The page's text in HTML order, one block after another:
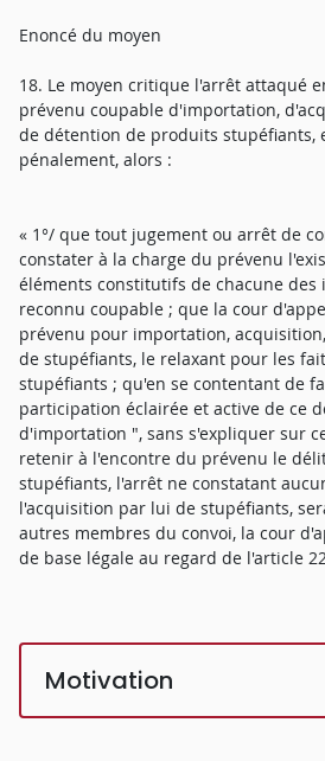
Enoncé du moyen
18. Le moyen critique l'arrêt attaqué
prévenu coupable d'importation,
de détention de produits stupéfiants,
pénalement, alors :
« 1°/ que tout jugement ou arrêt de
constater à la charge du prévenu
éléments constitutifs de chacune
reconnu coupable ; que la cour
prévenu pour importation,
de stupéfiants, le relaxant pour les
stupéfiants ; qu'en se contentant de
participation éclairée et active de ce
d'importation ", sans s'expliquer sur
retenir à l'encontre du prévenu le
stupéfiants, l'arrêt ne constatant
l'acquisition par lui de stupéfiants,
autres membres du convoi, la cour
de base légale au regard de l'article
Motivation